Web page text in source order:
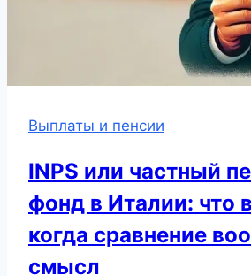
Выплаты и пенсии
INPS или частный
фонд в Италии: что
когда сравнение
смысл